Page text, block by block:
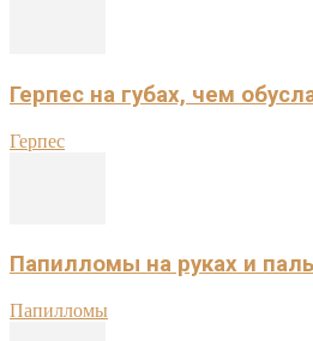
Герпес на губах, чем
Герпес
Папилломы на руках и
Папилломы